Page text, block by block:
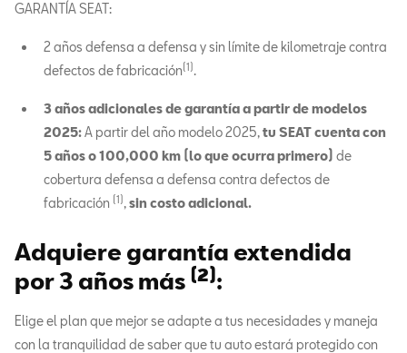
GARANTÍA SEAT:
2 años defensa a defensa y sin límite de kilometraje contra
defectos de fabricación(1).
3 años adicionales de garantía a partir de modelos
2025:A partir del año modelo 2025,tu SEAT cuenta con
5 años o 100,000 km (lo que ocurra primero) de
cobertura defensa a defensa contra defectos de
fabricación (1),sin costo adicional.
Adquiere garantía extendida
por 3 años más (2):
Elige el plan que mejor se adapte a tus necesidades y maneja
con la tranquilidad de saber que tu auto estará protegido con